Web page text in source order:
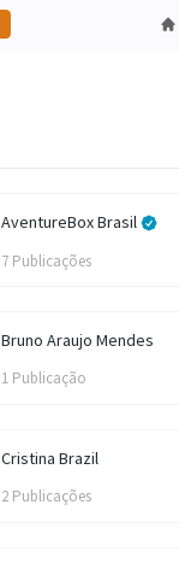
AventureBox Brasil
7 Publicações
Bruno Araujo Mendes
1 Publicação
Cristina Brazil
2 Publicações